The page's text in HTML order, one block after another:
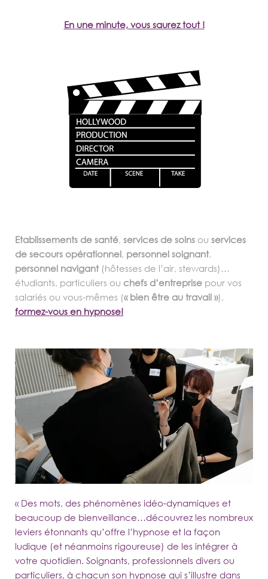
En une minute, vous saurez tout !
Etablissements de santé, services de soins ou services
de secours opérationnel, personnel soignant,
personnel navigant(hôtesses de l’air, stewards)…
étudiants, particuliers ou chefs d’entreprise pour vos
salariés ou vous-mêmes (« bien être au travail »),
formez-vous en hypnose!
« Des mots, des phénomènes idéo-dynamiques et
beaucoup de bienveillance…découvrez les nombreux
leviers étonnants qu’offre l’hypnose et la façon
ludique (et néanmoins rigoureuse) de les intégrer à
votre quotidien. Soignants, professionnels divers ou
particuliers, à chacun son hypnose qui s’illustre dans